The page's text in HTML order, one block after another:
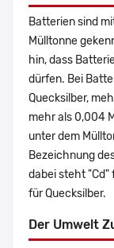
Batterien sind
Mülltonne
hin, dass
dürfen. Bei
Quecksilber,
mehr als 0,004
unter dem
Bezeichnung
dabei steht "Cd"
für Quecksilber.
Der Umwelt